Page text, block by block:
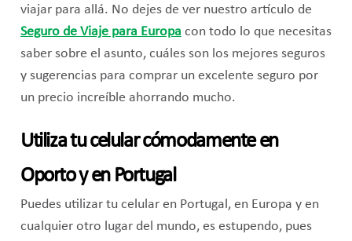
viajar para allá. No dejes de ver nuestro artículo de
Seguro de Viaje para Europa con todo lo que necesitas
saber sobre el asunto, cuáles son los mejores seguros
y sugerencias para comprar un excelente seguro por
un precio increíble ahorrando mucho.
Utiliza tu celular cómodamente en
Oporto y en Portugal
Puedes utilizar tu celular en Portugal, en Europa y en
cualquier otro lugar del mundo, es estupendo, pues